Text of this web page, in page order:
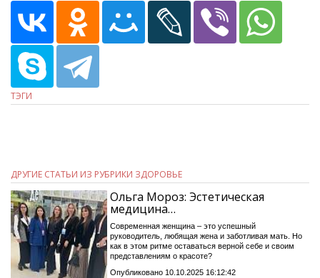
ТЭГИ
ДРУГИЕ СТАТЬИ ИЗ РУБРИКИ ЗДОРОВЬЕ
Ольга Мороз: Эстетическая
медицина…
Современная женщина – это успешный
руководитель, любящая жена и заботливая мать. Но
как в этом ритме оставаться верной себе и своим
представлениям о красоте?
Опубликовано 10.10.2025 16:12:42